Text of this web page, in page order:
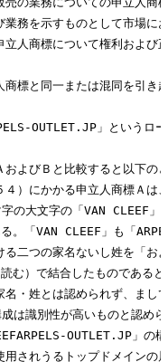
務を示すものとして市場に
人商標について権利および
標と同一または混同を引き
OUTLET.JP」というロー
びＢと比較すると以下の
）にかかる申立人商標Ａは
文字の「VAN CLEEF」と
VAN CLEEF」も「
つの家名ないし姓を「およ
で結合したものであると
とは認められず、まして
識別性が高いものと認めら
OUTLET.JP」の構
れうるトップドメインの属